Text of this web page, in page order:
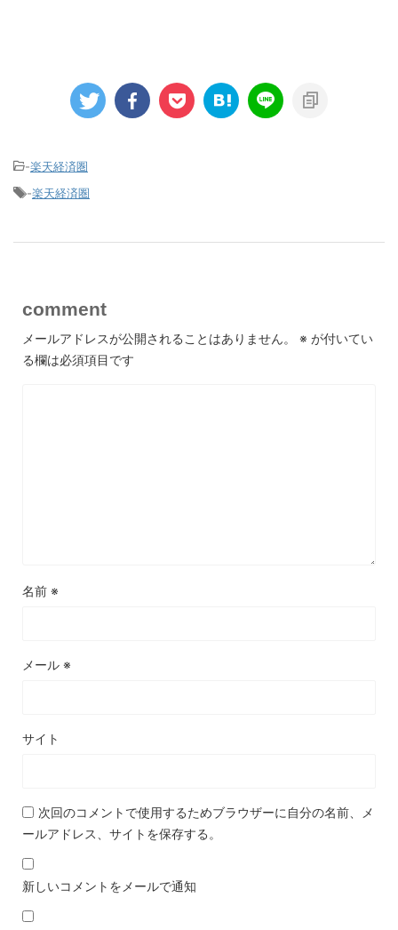
-楽天経済圏
-楽天経済圏
comment
メールアドレスが公開されることはありません。 ※ が付いてい
る欄は必須項目です
名前 ※
メール ※
サイト
次回のコメントで使用するためブラウザーに自分の名前、メ
ールアドレス、サイトを保存する。
新しいコメントをメールで通知